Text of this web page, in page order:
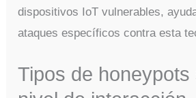
dispositivos IoT vulnerables,
ataques específicos contra esta
Tipos de honeypots